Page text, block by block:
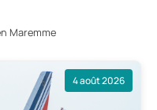
Maremme
4 août 2026